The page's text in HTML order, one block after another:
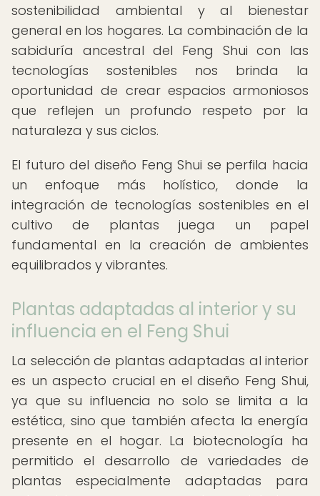
sostenibilidad ambiental y al bienestar
general en los hogares. La combinación de la
sabiduría ancestral del Feng Shui con las
tecnologías sostenibles nos brinda la
oportunidad de crear espacios armoniosos
que reflejen un profundo respeto por la
naturaleza y sus ciclos.
El futuro del diseño Feng Shui se perfila hacia
un enfoque más holístico, donde la
integración de tecnologías sostenibles en el
cultivo de plantas juega un papel
fundamental en la creación de ambientes
equilibrados y vibrantes.
Plantas adaptadas al interior y su
influencia en el Feng Shui
La selección de plantas adaptadas al interior
es un aspecto crucial en el diseño Feng Shui,
ya que su influencia no solo se limita a la
estética, sino que también afecta la energía
presente en el hogar. La biotecnología ha
permitido el desarrollo de variedades de
plantas especialmente adaptadas para